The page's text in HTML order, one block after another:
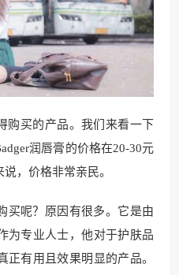
购买的产品。我们来看一下
润唇膏的价格在20-30元
，价格非常亲民。
买呢？原因有很多。它是由
为专业人士，他对于护肤品
正有用且效果明显的产品。